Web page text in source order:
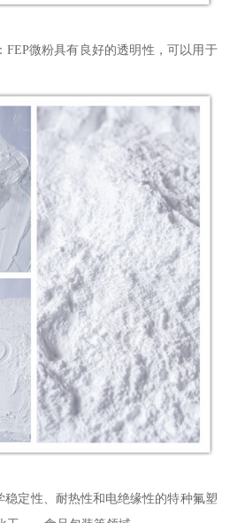
FEP微粉具有良好的透明性，可以用于
稳定性、耐热性和电绝缘性的特种氟塑